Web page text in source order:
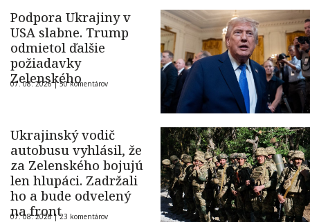
Podpora Ukrajiny v
USA slabne. Trump
odmietol ďalšie
požiadavky
Zelenského
07. 08. 2026 |50 komentárov
Ukrajinský vodič
autobusu vyhlásil, že
za Zelenského bojujú
len hlupáci. Zadržali
ho a bude odvelený
na front
07. 08. 2026 |23 komentárov